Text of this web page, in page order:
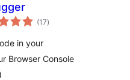
(17total
ratings
)
in your
Browser Console